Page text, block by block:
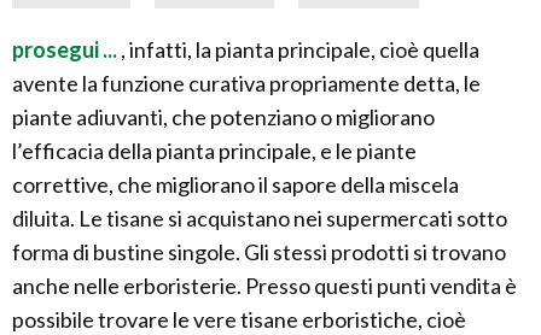
prosegui ..., infatti, la pianta principale, cioè quella
avente la funzione curativa propriamente detta, le
piante adiuvanti, che potenziano o migliorano
l’efficacia della pianta principale, e le piante
correttive, che migliorano il sapore della miscela
diluita. Le tisane si acquistano nei supermercati sotto
forma di bustine singole. Gli stessi prodotti si trovano
anche nelle erboristerie. Presso questi punti vendita è
possibile trovare le vere tisane erboristiche, cioè